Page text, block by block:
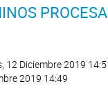
12 Diciembre 2019
2019 14:49